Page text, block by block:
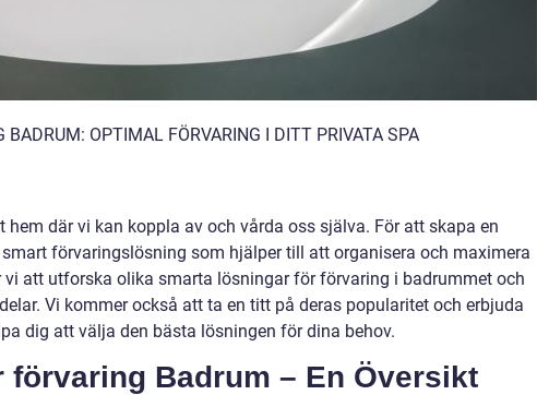
BADRUM: OPTIMAL FÖRVARING I DITT PRIVATA SPA
hem där vi kan koppla av och vårda oss själva. För att skapa en
förvaringslösning som hjälper till att organisera och maximera
vi att utforska olika smarta lösningar för förvaring i badrummet och
Vi kommer också att ta en titt på deras popularitet och erbjuda
dig att välja den bästa lösningen för dina behov.
förvaring Badrum – En Översikt